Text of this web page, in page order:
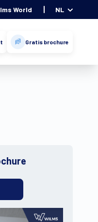
World NL
Gratis brochure